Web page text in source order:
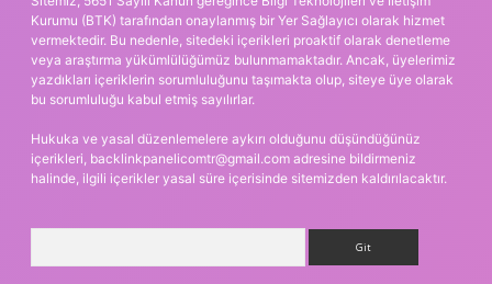
Kurumu (BTK) tarafından onaylanmış bir Yer Sağlayıcı olarak hizmet
vermektedir. Bu nedenle, sitedeki içerikleri proaktif olarak denetleme
veya araştırma yükümlülüğümüz bulunmamaktadır. Ancak, üyelerimiz
yazdıkları içeriklerin sorumluluğunu taşımakta olup, siteye üye olarak
bu sorumluluğu kabul etmiş sayılırlar.
Hukuka ve yasal düzenlemelere aykırı olduğunu düşündüğünüz
içerikleri, backlinkpanelicomtr@gmail.com adresine bildirmeniz
halinde, ilgili içerikler yasal süre içerisinde sitemizden kaldırılacaktır.